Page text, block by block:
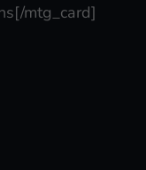
mtg_card]